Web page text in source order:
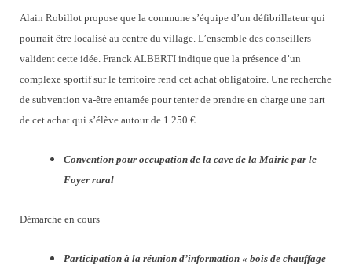
Alain Robillot propose que la commune s’équipe d’un défibrillateur qui
pourrait être localisé au centre du village. L’ensemble des conseillers
valident cette idée. Franck ALBERTI indique que la présence d’un
complexe sportif sur le territoire rend cet achat obligatoire. Une recherche
de subvention va-être entamée pour tenter de prendre en charge une part
de cet achat qui s’élève autour de 1 250 €.
Convention pour occupation de la cave de la Mairie par le
Foyer rural
Démarche en cours
Participation à la réunion d’information « bois de chauffage